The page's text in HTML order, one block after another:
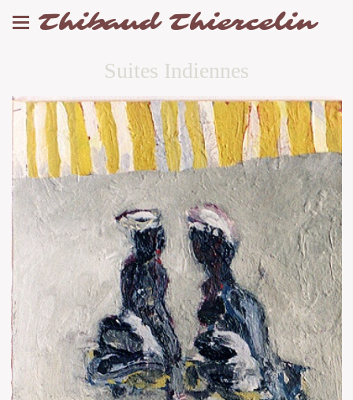
Thibaud Thiercelin
Suites Indiennes